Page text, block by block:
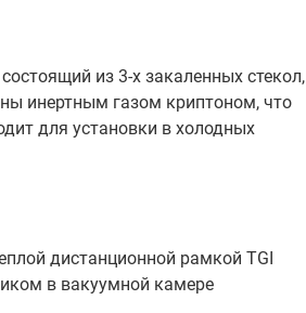
из 3-х закаленных стекол,
инертным газом криптоном, что
для установки в холодных
дистанционной рамкой TGI
в вакуумной камере